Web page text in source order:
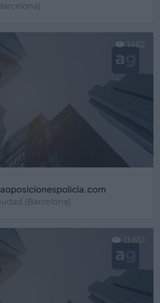
(Barcelona)
1462
13.651